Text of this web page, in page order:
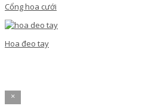
Cổng hoa cưới
Hoa đeo tay
×